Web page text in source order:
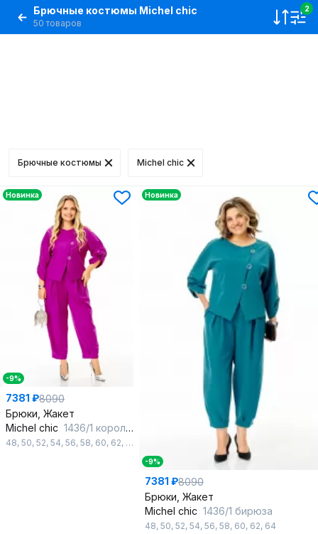
Брючные костюмы Michel chic
50 товаров
2
Брючные костюмы Michel chic
Новинка
-9%
7381 ₽8090
Брюки, Жакет
Michel chic 1436/1 королевский_пурпур
48, 50, 52, 54, 56, 58, 60, 62, 64
Новинка
-9%
7381 ₽8090
Брюки, Жакет
Michel chic 1436/1 бирюза
48, 50, 52, 54, 56, 58, 60, 62, 64